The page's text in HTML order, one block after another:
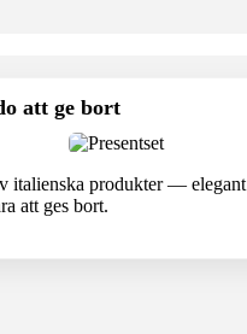
att ge bort
italienska produkter — elegant
att ges bort.